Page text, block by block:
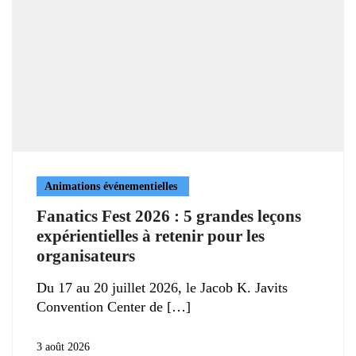
Animations événementielles
Fanatics Fest 2026 : 5 grandes leçons
expérientielles à retenir pour les
organisateurs
Du 17 au 20 juillet 2026, le Jacob K. Javits
Convention Center de
3 août 2026